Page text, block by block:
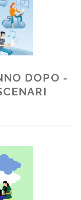
DOPO -